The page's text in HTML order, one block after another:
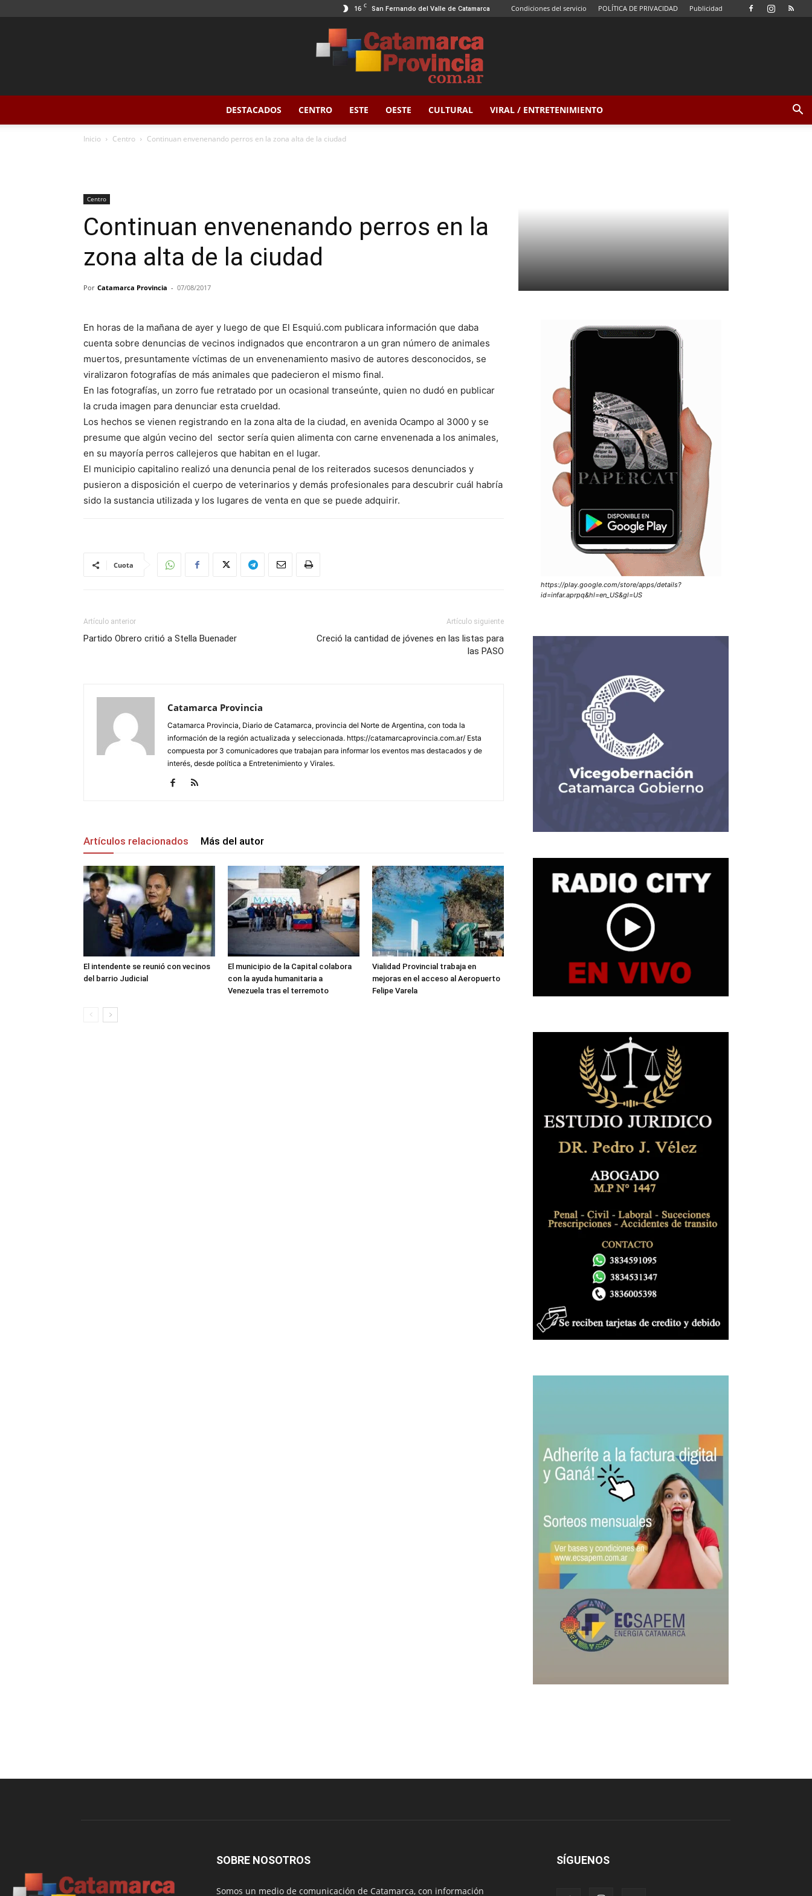
16 C San Fernando del Valle de Catamarca Condiciones del servicio POLÍTICA DE PRIVACIDAD Publicidad
Catamarca
DESTACADOS CENTRO ESTE OESTE CULTURAL VIRAL / ENTRETENIMIENTO
Inicio Centro Continuan envenenando perros en la zona alta de la ciudad
Centro
Continuan envenenando perros en la
zona alta de la ciudad
Por Catamarca Provincia - 07/08/2017
En horas de la mañana de ayer y luego de que El Esquiú.com publicara información que daba
cuenta sobre denuncias de vecinos indignados que encontraron a un gran número de animales
muertos, presuntamente víctimas de un envenenamiento masivo de autores desconocidos, se
viralizaron fotografías de más animales que padecieron el mismo final.
En las fotografías, un zorro fue retratado por un ocasional transeúnte, quien no dudó en publicar
la cruda imagen para denunciar esta crueldad.
Los hechos se vienen registrando en la zona alta de la ciudad, en avenida Ocampo al 3000 y se
presume que algún vecino del sector sería quien alimenta con carne envenenada a los animales,
en su mayoría perros callejeros que habitan en el lugar.
El municipio capitalino realizó una denuncia penal de los reiterados sucesos denunciados y
pusieron a disposición el cuerpo de veterinarios y demás profesionales para descubrir cuál habría
sido la sustancia utilizada y los lugares de venta en que se puede adquirir.
Cuota
Artículo anterior
Partido Obrero critió a Stella Buenader
Artículo siguiente
Creció la cantidad de jóvenes en las listas para
las PASO
Catamarca Provincia
Catamarca Provincia, Diario de Catamarca, provincia del Norte de Argentina, con toda la
información de la región actualizada y seleccionada. https://catamarcaprovincia.com.ar/ Esta
compuesta por 3 comunicadores que trabajan para informar los eventos mas destacados y de
interés, desde política a Entretenimiento y Virales.
Artículos relacionados Más del autor
El intendente se reunió con vecinos
del barrio Judicial
El municipio de la Capital colabora
con la ayuda humanitaria a
Venezuela tras el terremoto
Vialidad Provincial trabaja en
mejoras en el acceso al Aeropuerto
Felipe Varela
https://play.google.com/store/apps/details?
id=infar.aprpq&hl=en_US&gl=US
SOBRE NOSOTROS
Somos un medio de comunicación de Catamarca, con información
SÍGUENOS